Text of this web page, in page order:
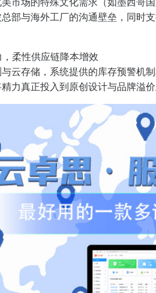
部与海外工厂的沟通壁垒，同时
柔性供应链降本增效
云存储，系统提供的库存预警机
力真正投入到原创设计与品牌溢